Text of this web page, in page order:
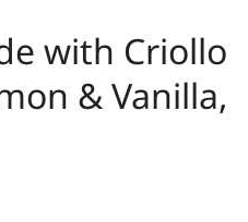
with Criollo
& Vanilla,